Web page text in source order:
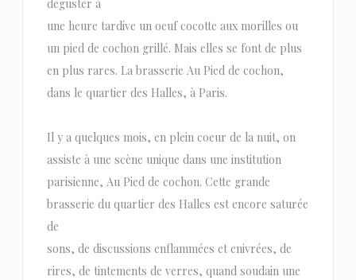
déguster à
une heure tardive un oeuf cocotte aux morilles ou
un pied de cochon grillé. Mais elles se font de plus
en plus rares. La brasserie Au Pied de cochon,
dans le quartier des Halles, à Paris.
Il y a quelques mois, en plein coeur de la nuit, on
assiste à une scène unique dans une institution
parisienne, Au Pied de cochon. Cette grande
brasserie du quartier des Halles est encore saturée
de
sons, de discussions enflammées et enivrées, de
rires, de tintements de verres, quand soudain une